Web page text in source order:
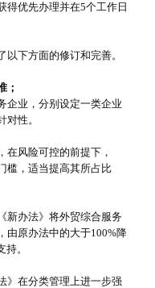
得优先办理并在5个工作日
下方面的修订和完善。
；
企业，分别设定一类企业
性。
在风险可控的前提下，
槛，适当提高其所占比
新办法》将外贸综合服务
由原办法中的大于100%降
。
》在分类管理上进一步强